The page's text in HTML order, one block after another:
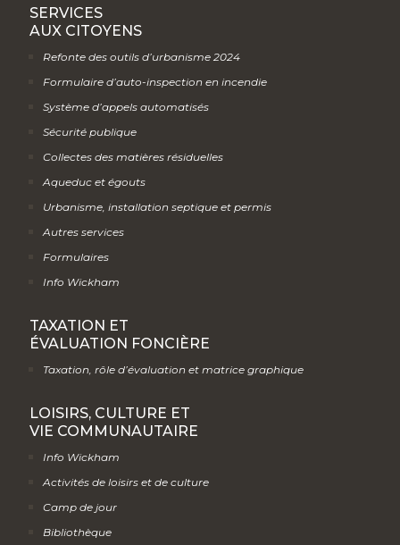
SERVICES
AUX CITOYENS
Refonte des outils d’urbanisme 2024
Formulaire d’auto-inspection en incendie
Système d’appels automatisés
Sécurité publique
Collectes des matières résiduelles
Aqueduc et égouts
Urbanisme, installation septique et permis
Autres services
Formulaires
Info Wickham
TAXATION ET
ÉVALUATION FONCIÈRE
Taxation, rôle d’évaluation et matrice graphique
LOISIRS, CULTURE ET
VIE COMMUNAUTAIRE
Info Wickham
Activités de loisirs et de culture
Camp de jour
Bibliothèque